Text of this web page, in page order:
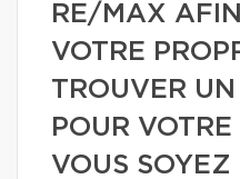
RE/MAX
VOTRE
TROUVER
POUR
VOUS SOYEZ